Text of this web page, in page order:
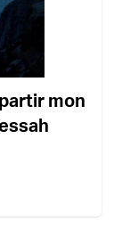
mon